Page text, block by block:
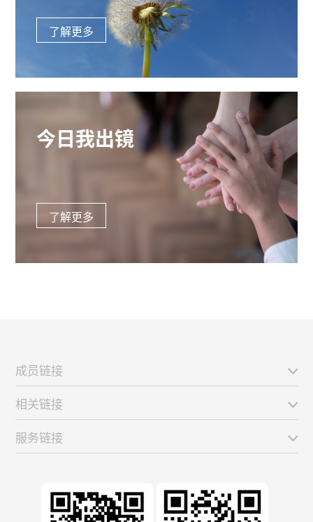
了解更多
今日我出镜
了解更多
成员链接
相关链接
服务链接